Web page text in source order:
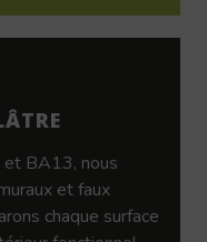
et BA13, nous
et faux
chaque surface